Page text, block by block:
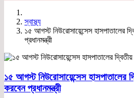
স্বাস্থ্য
১৫ আগস্ট নিউরোসায়েন্সেস হাসপাতালের
প্রধানমন্ত্রী
১৫ আগস্ট নিউরোসায়েন্সেস হাসপাতালের
করবেন প্রধানমন্ত্রী